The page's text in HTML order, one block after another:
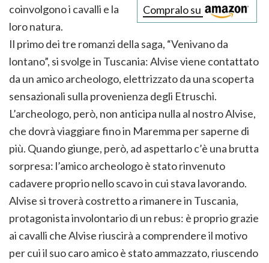
Compralo su
coinvolgono i cavalli e la
loro natura.
Il primo dei tre romanzi della saga, “Venivano da
lontano”, si svolge in Tuscania: Alvise viene contattato
da un amico archeologo, elettrizzato da una scoperta
sensazionali sulla provenienza degli Etruschi.
L’archeologo, però, non anticipa nulla al nostro Alvise,
che dovrà viaggiare fino in Maremma per saperne di
più. Quando giunge, però, ad aspettarlo c’è una brutta
sorpresa: l’amico archeologo è stato rinvenuto
cadavere proprio nello scavo in cui stava lavorando.
Alvise si troverà costretto a rimanere in Tuscania,
protagonista involontario di un rebus: è proprio grazie
ai cavalli che Alvise riuscirà a comprendere il motivo
per cui il suo caro amico è stato ammazzato, riuscendo